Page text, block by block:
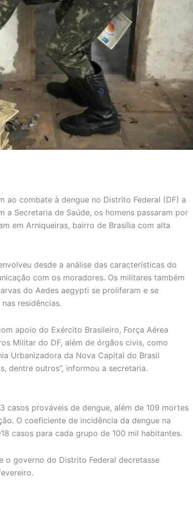
ao combate à dengue no Distrito Federal (DF) a
Secretaria de Saúde, os homens passaram por
em Arniqueiras, bairro de Brasília com alta
desde a análise das características do
com os moradores. Os militares também
do Aedes aegypti se proliferam e se
residências.
apoio do Exército Brasileiro, Força Aérea
Militar do DF, além de órgãos civis, como
Urbanizadora da Nova Capital do Brasil
dentre outros”, informou a secretaria.
casos prováveis de dengue, além de 109 mortes
O coeficiente de incidência da dengue na
casos para cada grupo de 100 mil habitantes.
o governo do Distrito Federal decretasse